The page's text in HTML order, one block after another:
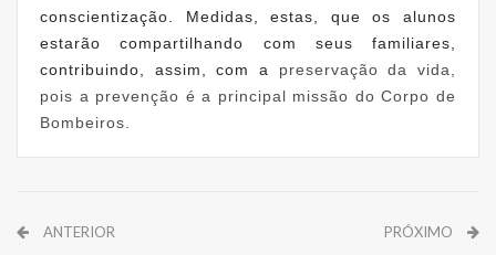
conscientização. Medidas, estas, que os alunos
estarão compartilhando com seus familiares,
contribuindo, assim, com a
preservação da vida,
pois a prevenção é a principal missão do Corpo de
Bombeiros.
ANTERIOR PRÓXIMO